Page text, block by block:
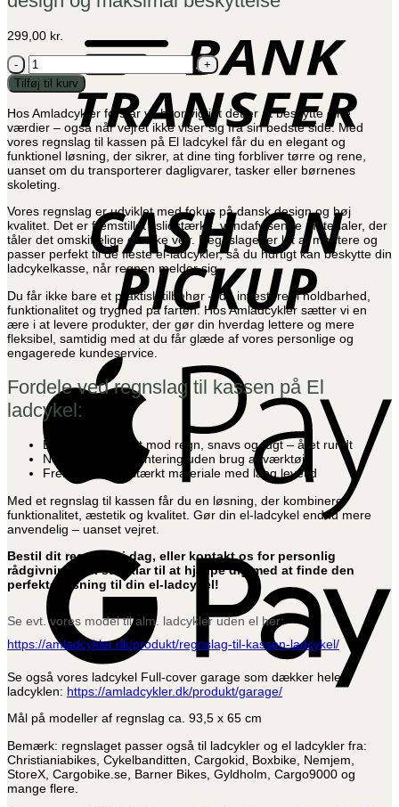
299,00 kr.
Regnslag
til
kassen
El
ladcykel
–
Dansk
design
og
maksimal
beskyttelse
antal
Tilføj til kurv
Hos Amladcykler forstår vi, hvor vigtigt det er at beskytte dine
værdier – også når vejret ikke viser sig fra sin bedste side. Med
vores regnslag til kassen på El ladcykel får du en elegant og
funktionel løsning, der sikrer, at dine ting forbliver tørre og rene,
uanset om du transporterer dagligvarer, tasker eller børnenes
skoleting.
Vores regnslag er udviklet med fokus på dansk design og høj
kvalitet. Det er fremstillet i slidstærke, vandafvisende materialer, der
tåler det omskiftelige danske vejr. Regnslaget er let at montere og
passer perfekt til de fleste el-ladcykler, så du hurtigt kan beskytte din
ladcykelkasse, når regnen melder sig.
Du får ikke bare et praktisk tilbehør – du investerer i holdbarhed,
funktionalitet og tryghed på farten. Hos Amladcykler sætter vi en
ære i at levere produkter, der gør din hverdag lettere og mere
fleksibel, samtidig med at du får glæde af vores personlige og
engagerede kundeservice.
Fordele ved regnslag til kassen på El
ladcykel:
Beskytter effektivt mod regn, snavs og fugt – året rundt
Nem og hurtig montering uden brug af værktøj
Fremstillet i slidstærkt materiale med lang levetid
Med et regnslag til kassen får du en løsning, der kombinerer
funktionalitet, æstetik og kvalitet. Gør din el-ladcykel endnu mere
anvendelig – uanset vejret.
Bestil dit regnslag i dag, eller kontakt os for personlig
rådgivning – vi står klar til at hjælpe dig med at finde den
perfekte løsning til din el-ladcykel!
Se evt. vores model til alm. ladcykler uden el her:
https://amladcykler.dk/produkt/regnslag-til-kassen-ladcykel/
Se også vores ladcykel Full-cover garage som dækker hele
ladcyklen: https://amladcykler.dk/produkt/garage/
Mål på modeller af regnslag ca. 93,5 x 65 cm
Bemærk: regnslaget passer også til ladcykler og el ladcykler fra:
Christianiabikes, Cykelbanditten, Cargokid, Boxbike, Nemjem,
StoreX, Cargobike.se, Barner Bikes, Gyldholm, Cargo9000 og
mange flere.